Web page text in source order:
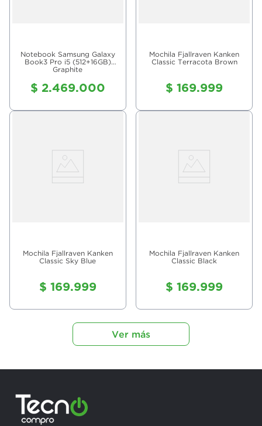
Notebook Samsung Galaxy
Book3 Pro i5 (512+16GB)
Graphite
$ 2.469.000
Mochila Fjallraven Kanken
Classic Terracota Brown
$ 169.999
Mochila Fjallraven Kanken
Classic Sky Blue
$ 169.999
Mochila Fjallraven Kanken
Classic Black
$ 169.999